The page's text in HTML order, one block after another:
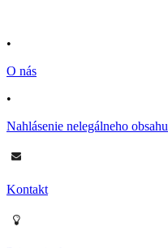
•
O nás
•
Nahlásenie nelegálneho obsahu
Kontakt